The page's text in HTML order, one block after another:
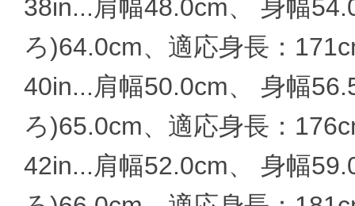
38in...肩幅48.0cm、 身幅
ろ)64.0cm、適応身長：
40in...肩幅50.0cm、 身幅
ろ)65.0cm、適応身長：
42in...肩幅52.0cm、 身幅